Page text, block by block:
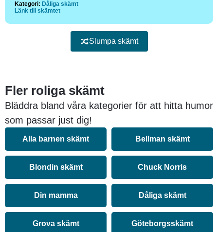
Kategori: Dåliga skämt
Länk till skämtet
Slumpa skämt
Fler roliga skämt
Bläddra bland våra kategorier för att hitta humor
som passar just dig!
Alla barnen skämt Bellman skämt
Blondin skämt Chuck Norris
Din mamma Dåliga skämt
Grova skämt Göteborgsskämt